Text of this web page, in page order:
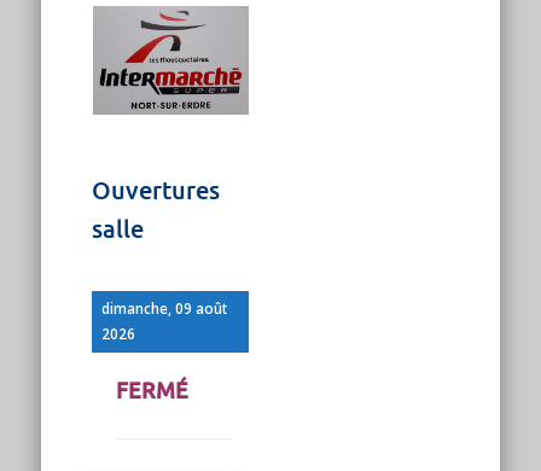
Ouvertures
salle
dimanche, 09 août
2026
FERMÉ